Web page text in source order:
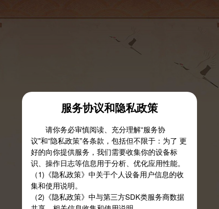
服务协议和隐私政策
请你务必审慎阅读、充分理解“服务协
议"和“隐私政策”各条款，包括但不限于：为了 更
好的向你提供服务，我们需要收集你的设备标
识、操作日志等信息用于分析、优化应用性能。
（1)《隐私政策》中关于个人设备用户信息的收
集和使用说明。
（2)《隐私政策》中与第三方SDK类服务商数据